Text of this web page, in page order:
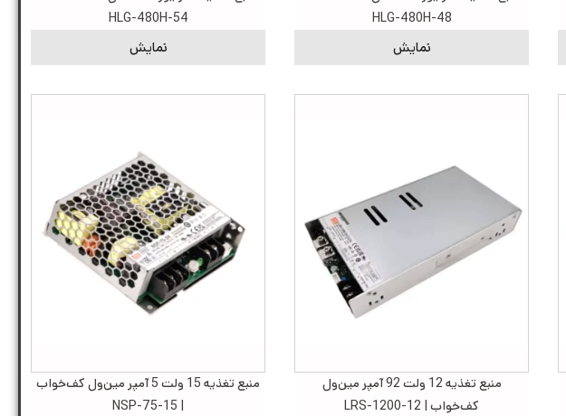
HLG-480H-48
نمایش
HLG-480H-54
نمایش
منبع تغذیه 12 ولت 92 آمپر مین‌ول
کف‌خواب | LRS-1200-12
منبع تغذیه 15 ولت 5 آمپر مین‌ول کف‌خواب
| NSP-75-15